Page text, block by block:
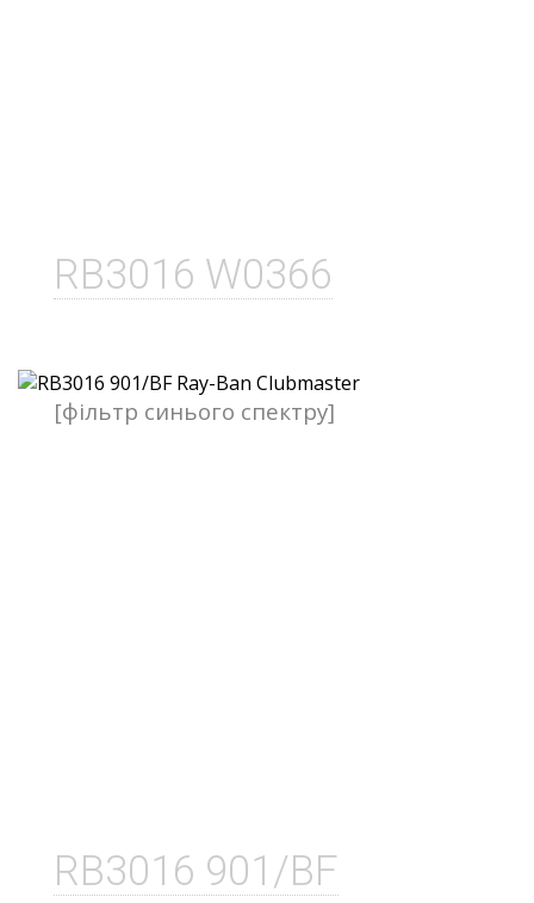
RB3016 W0366
RB3016 901/BF
[фільтр синього спектру]